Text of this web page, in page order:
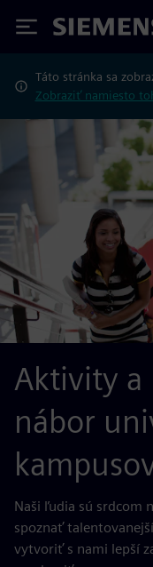
Siemens
Táto stránka sa
Zobraziť namiesto
Aktivity a
nábor
Naši ľudia sú srdcom
spoznať
vytvoriť s nami lepší